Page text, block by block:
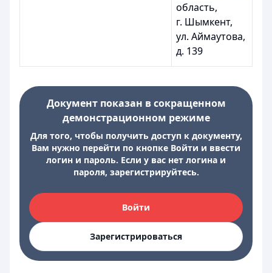
область,
г. Шымкент,
ул. Аймаутова,
д. 139
Документ показан в сокращенном
демонстрационном режиме
Для того, чтобы получить доступ к документу,
Вам нужно перейти по кнопке Войти и ввести
логин и пароль. Если у вас нет логина и
пароля, зарегистрируйтесь.
Войти
Зарегистрироваться